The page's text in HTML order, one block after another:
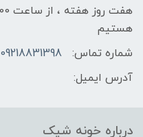
هستیم
شماره تماس:
09218831398
آدرس ایمیل:
درباره خونه شیک